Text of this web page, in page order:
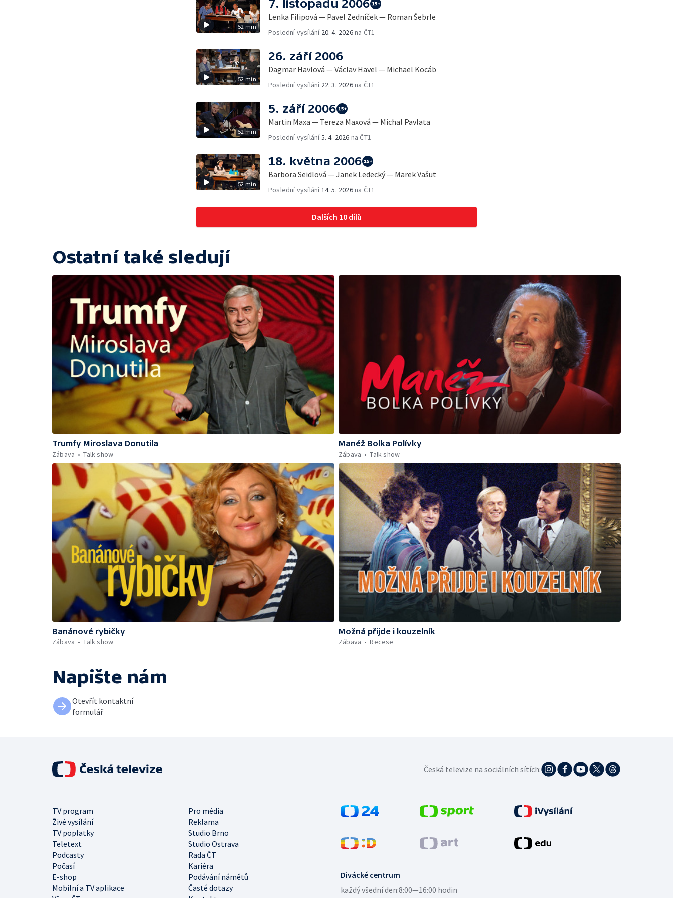
52 min
7. listopadu 2006
Lenka Filipová — Pavel Zedníček — Roman Šebrle
Poslední vysílání 20. 4. 2026na ČT1
52 min
26. září 2006
Dagmar Havlová — Václav Havel — Michael Kocáb
Poslední vysílání 22. 3. 2026na ČT1
52 min
5. září 2006
Martin Maxa — Tereza Maxová — Michal Pavlata
Poslední vysílání5. 4. 2026 na ČT1
52 min
18. května 2006
Barbora Seidlová — Janek Ledecký — Marek Vašut
Poslední vysílání 14. 5. 2026na ČT1
Dalších 10 dílů
Ostatní také sledují
Trumfy Miroslava Donutila
Zábava
Talk show
Manéž Bolka Polívky
Zábava
Talk show
Banánové rybičky
Zábava
Talk show
Možná přijde i kouzelník
Zábava
Recese
Napište nám
Otevřít kontaktní
formulář
Divácké centrum
každý všední den:8:00—16:00 hodin
TV program
Pro média
Živé vysílání
Reklama
TV poplatky
Studio Brno
Teletext
Studio Ostrava
Podcasty
Rada ČT
Počasí
Kariéra
E-shop
Podávání námětů
Mobilní a TV aplikace
Časté dotazy
Česká televize na sociálních sítích: